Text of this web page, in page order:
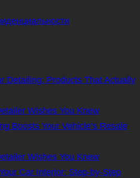
Detailing: Products That Actually
Wishes You Knew
Boosts Your Vehicle’s Resale
Wishes You Knew
Car Interior: Step-by-Step